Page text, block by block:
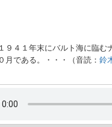
９４１年末にバルト海に臨
月である。・・・（音読： 鈴